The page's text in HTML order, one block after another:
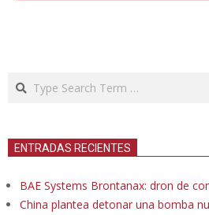
Search
ENTRADAS RECIENTES
BAE Systems Brontanax: dron de
China plantea detonar una bomba